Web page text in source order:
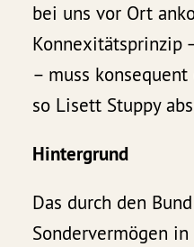
bei uns vor Ort
Konnexitätsprinzip
– muss konsequent
so Lisett Stuppy
Hintergrund
Das durch den
Sondervermögen